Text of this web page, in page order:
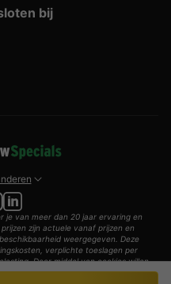
bij
je van meer dan 20 jaar ervaring en
zijn actuele vanaf prijzen en
weergegeven. Deze
verplichte toeslagen per
Door middel van cookies willen